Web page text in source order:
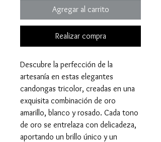
Agregar al carrito
Realizar compra
Descubre la perfección de la
artesanía en estas elegantes
candongas tricolor, creadas en una
exquisita combinación de oro
amarillo, blanco y rosado. Cada tono
de oro se entrelaza con delicadeza,
aportando un brillo único y un